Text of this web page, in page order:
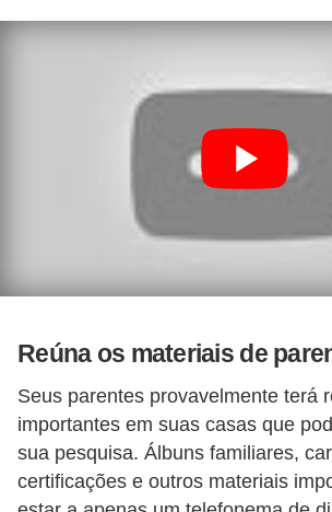
Reúna os materiais de
Seus parentes provavelmente terá
importantes em suas casas que
sua pesquisa. Álbuns familiares,
certificações e outros materiais
V
í
d